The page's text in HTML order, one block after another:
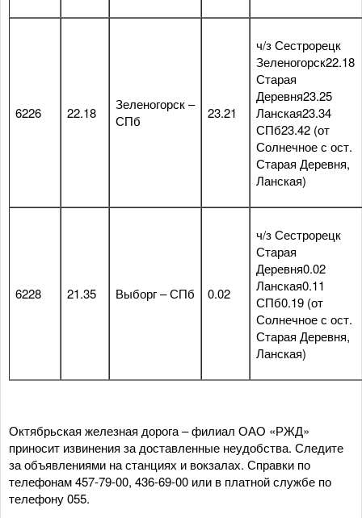
6226 22.18
Зеленогорск –
СПб
23.21
ч/з Сестрорецк
Зеленогорск22.18
Старая
Деревня23.25
Ланская23.34
СПб23.42 (от
Солнечное с ост.
Старая Деревня,
Ланская)
6228 21.35 Выборг – СПб 0.02
ч/з Сестрорецк
Старая
Деревня0.02
Ланская0.11
СПб0.19 (от
Солнечное с ост.
Старая Деревня,
Ланская)
Октябрьская железная дорога – филиал ОАО «РЖД»
приносит извинения за доставленные неудобства. Следите
за объявлениями на станциях и вокзалах. Справки по
телефонам 457-79-00, 436-69-00 или в платной службе по
телефону 055.